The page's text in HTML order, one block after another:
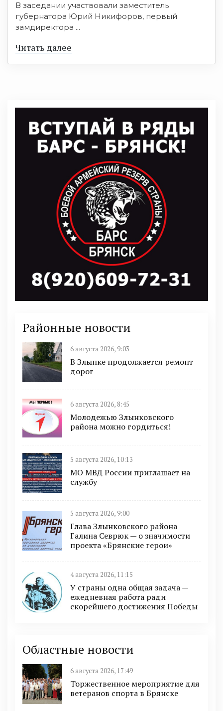
В заседании участвовали заместитель
губернатора Юрий Никифоров, первый
замдиректора ...
Читать далее
Районные новости
6 августа 2026, 9:03
В Злынке продолжается ремонт
дорог
6 августа 2026, 8:45
Молодежью Злынковского
района можно гордиться!
5 августа 2026, 10:13
МО МВД России приглашает на
службу
5 августа 2026, 9:00
Глава Злынковского района
Галина Севрюк — о значимости
проекта «Брянские герои»
4 августа 2026, 11:15
У страны одна общая задача —
ежедневная работа ради
скорейшего достижения Победы
Областные новости
6 августа 2026, 17:49
Торжественное мероприятие для
ветеранов спорта в Брянске